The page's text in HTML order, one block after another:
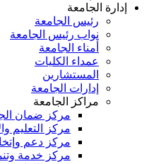
إدارة الجامعة
رئيس الجامعة
نواب رئيس الجامعة
أمناء الجامعة
عمداء الكليات
المستشارين
إدارات الجامعة
مراكز الجامعة
مركز ضمان
مركز التعليم
مركز دعم
مركز خدمة